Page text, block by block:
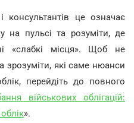
консультантів це означає
на пульсі та розуміти, де
«слабкі місця». Щоб не
зрозуміти, які саме нюанси
перейдіть до повного
військових облігацій:
».